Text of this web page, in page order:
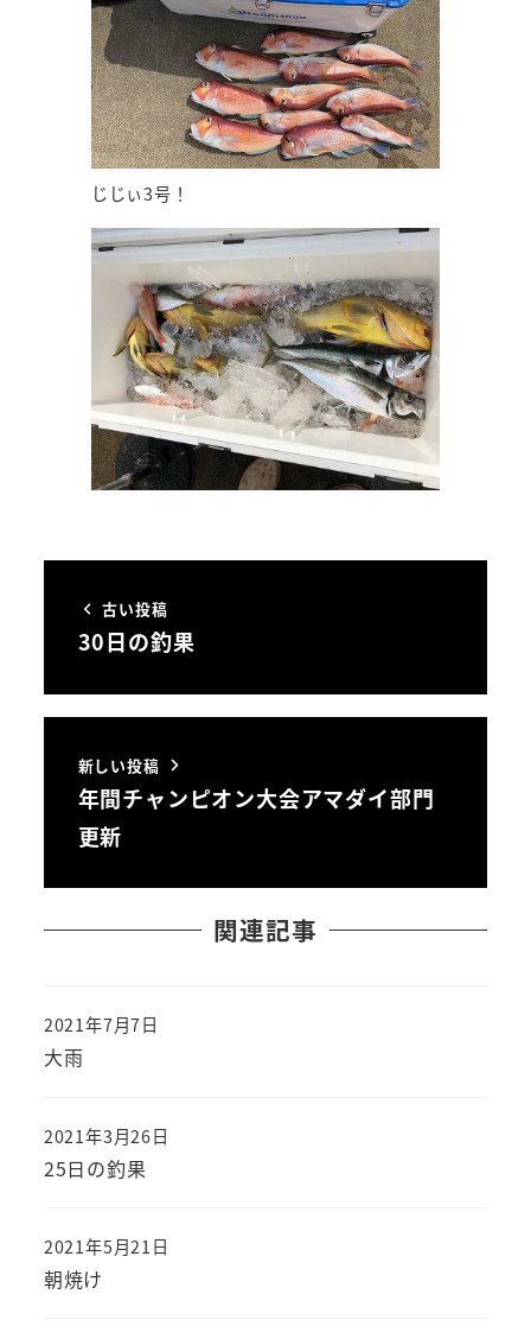
じじぃ3号！
古い投稿
30日の釣果
新しい投稿
年間チャンピオン大会アマダイ部門
更新
関連記事
大雨
投稿日
2021年7月7日
25日の釣果
投稿日
2021年3月26日
朝焼け
投稿日
2021年5月21日